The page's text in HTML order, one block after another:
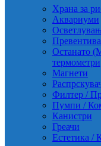
Храна за
Аквариуми
Останато
Магнети
Филтер /
Пумпи /
Канистри
Греачи
Естетика /